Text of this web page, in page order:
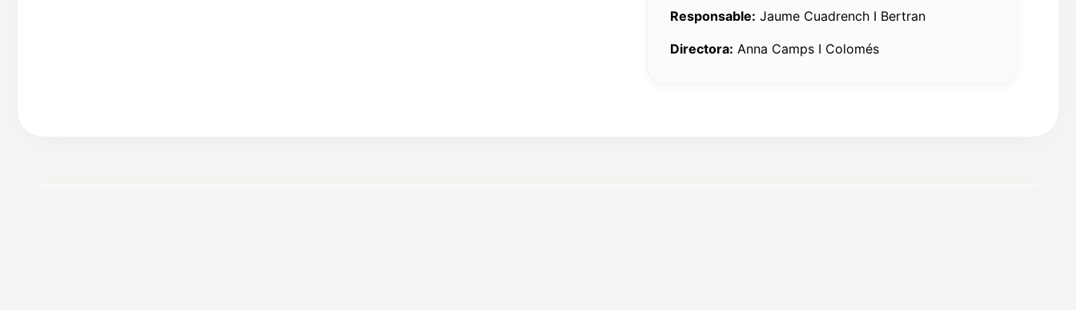
Responsable: Jaume Cuadrench I Bertran
Directora: Anna Camps I Colomés